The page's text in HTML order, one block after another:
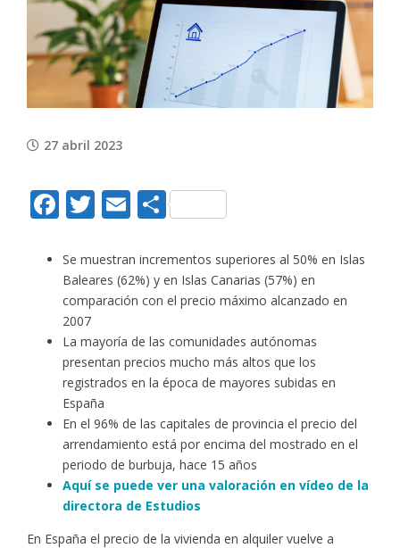
27 abril 2023
Facebook
Twitter
EmailCompartir
Se muestran incrementos superiores al 50% en Islas
Baleares (62%) y en Islas Canarias (57%) en
comparación con el precio máximo alcanzado en
2007
La mayoría de las comunidades autónomas
presentan precios mucho más altos que los
registrados en la época de mayores subidas en
España
En el 96% de las capitales de provincia el precio del
arrendamiento está por encima del mostrado en el
periodo de burbuja, hace 15 años
Aquí se puede ver una valoración en vídeo de la
directora de Estudios
En España el precio de la vivienda en alquiler vuelve a